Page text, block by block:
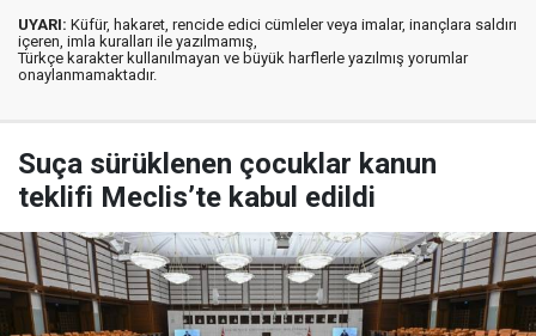
UYARI: Küfür, hakaret, rencide edici cümleler veya imalar, inançlara saldırı
içeren, imla kuralları ile yazılmamış,
Türkçe karakter kullanılmayan ve büyük harflerle yazılmış yorumlar
onaylanmamaktadır.
Suça sürüklenen çocuklar kanun
teklifi Meclis’te kabul edildi